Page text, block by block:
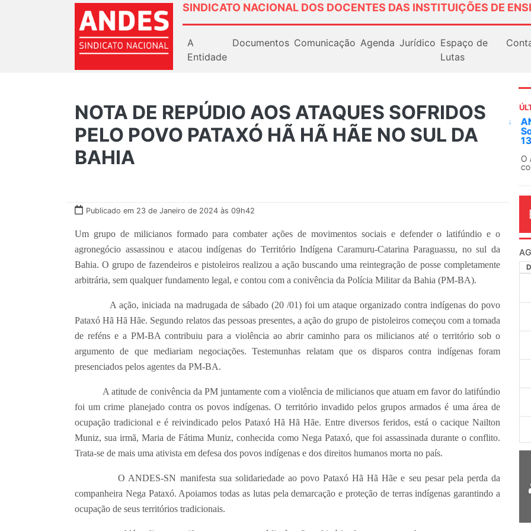
SINDICATO NACIONAL DOS DOCENTES DAS INSTITUIÇÕES DE
A
Entidade
Documentos Comunicação Agenda Jurídico Espaço de
Lutas
NOTA DE REPÚDIO AOS ATAQUES SOFRIDOS
PELO POVO PATAXÓ HÃ HÃ HÃE NO SUL DA
BAHIA
Publicado em 23 de Janeiro de 2024 às 09h42
Um grupo de milicianos formado para combater ações de movimentos sociais e defender o latifúndio e o
agronegócio assassinou e atacou indígenas do Território Indígena Caramuru-Catarina Paraguassu, no sul da
Bahia. O grupo de fazendeiros e pistoleiros realizou a ação buscando uma reintegração de posse completamente
arbitrária, sem qualquer fundamento legal, e contou com a conivência da Polícia Militar da Bahia (PM-BA).
A ação, iniciada na madrugada de sábado (20 /01) foi um ataque organizado contra indígenas do povo
Pataxó Hã Hã Hãe. Segundo relatos das pessoas presentes, a ação do grupo de pistoleiros começou com a tomada
de reféns e a PM-BA contribuiu para a violência ao abrir caminho para os milicianos até o território sob o
argumento de que mediariam negociações. Testemunhas relatam que os disparos contra indígenas foram
presenciados pelos agentes da PM-BA.
A atitude de conivência da PM juntamente com a violência de milicianos que atuam em favor do latifúndio
foi um crime planejado contra os povos indígenas. O território invadido pelos grupos armados é uma área de
ocupação tradicional e é reivindicado pelos Pataxó Hã Hã Hãe. Entre diversos feridos, está o cacique Nailton
Muniz, sua irmã, Maria de Fátima Muniz, conhecida como Nega Pataxó, que foi assassinada durante o conflito.
Trata-se de mais uma ativista em defesa dos povos indígenas e dos direitos humanos morta no país.
O ANDES-SN manifesta sua solidariedade ao povo Pataxó Hã Hã Hãe e seu pesar pela perda da
companheira Nega Pataxó. Apoiamos todas as lutas pela demarcação e proteção de terras indígenas garantindo a
ocupação de seus territórios tradicionais.
O